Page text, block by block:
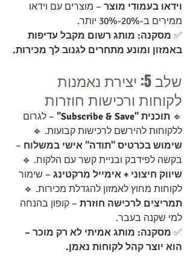
וידאו בעמודי מוצר – מוצרים עם וידאו
ממירים ב-20%-30% יותר.
✅ מסקנה: מותג רשום מקבל עדיפות
באמזון ומונע מתחרים לגנוב לך מכירות.
שלב 5: יצירת נאמנות
לקוחות ורכישות חוזרות
🔹 תוכנית "Subscribe & Save"
– לגרום
ללקוחות להירשם לרכישות קבועות. 🔹
שימוש בכרטיס "תודה" אישי במשלוח –
בקשה לפידבק ובניית קשר עם הלקוח. 🔹
שיווק חיצוני + אימייל מרקטינג – שימור
לקוחות מחוץ לאמזון להגדלת מכירות. 🔹
תמריצים לרכישה חוזרת – קופון בהנחה
למי שקנה בעבר.
✅ מסקנה: מותג אמיתי לא רק מוכר –
הוא יוצר קהל לקוחות נאמן.